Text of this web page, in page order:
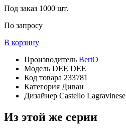
Под заказ 1000 шт.
По запросу
В корзину
Производитель BertO
Модель DEE DEE
Код товара 233781
Категория Диван
Дизайнер Castello Lagravinese
Из этой же серии